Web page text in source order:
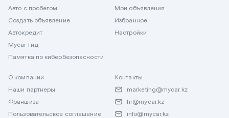
Авто с пробегом
Создать объявление
Автокредит
Mycar Гид
Памятка по кибербезопасности
Мои объявления
Избранное
Настройки
О компании
Наши партнеры
Франшиза
Пользовательское соглашение
Контакты
marketing@mycar.kz
hr@mycar.kz
info@mycar.kz